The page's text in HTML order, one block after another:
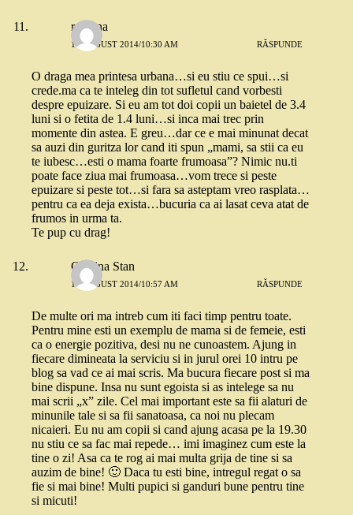
ramona
19 AUGUST 2014/10:30 AM RĂSPUNDE
O draga mea printesa urbana…si eu stiu ce spui…si
crede.ma ca te inteleg din tot sufletul cand vorbesti
despre epuizare. Si eu am tot doi copii un baietel de 3.4
luni si o fetita de 1.4 luni…si inca mai trec prin
momente din astea. E greu…dar ce e mai minunat decat
sa auzi din guritza lor cand iti spun „mami, sa stii ca eu
te iubesc…esti o mama foarte frumoasa”? Nimic nu.ti
poate face ziua mai frumoasa…vom trece si peste
epuizare si peste tot…si fara sa asteptam vreo rasplata…
pentru ca ea deja exista…bucuria ca ai lasat ceva atat de
frumos in urma ta.
Te pup cu drag!
Cristina Stan
19 AUGUST 2014/10:57 AM RĂSPUNDE
De multe ori ma intreb cum iti faci timp pentru toate.
Pentru mine esti un exemplu de mama si de femeie, esti
ca o energie pozitiva, desi nu ne cunoastem. Ajung in
fiecare dimineata la serviciu si in jurul orei 10 intru pe
blog sa vad ce ai mai scris. Ma bucura fiecare post si ma
bine dispune. Insa nu sunt egoista si as intelege sa nu
mai scrii „x” zile. Cel mai important este sa fii alaturi de
minunile tale si sa fii sanatoasa, ca noi nu plecam
nicaieri. Eu nu am copii si cand ajung acasa pe la 19.30
nu stiu ce sa fac mai repede… imi imaginez cum este la
tine o zi! Asa ca te rog ai mai multa grija de tine si sa
auzim de bine! 🙂 Daca tu esti bine, intregul regat o sa
fie si mai bine! Multi pupici si ganduri bune pentru tine
si micuti!